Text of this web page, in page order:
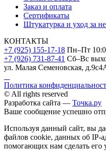
Заказ и оплата
Сертификаты
Штукатурка и уход за
КОНТАКТЫ
+7 (925) 155-17-18 Пн–Пт
+7 (926) 731-87-41 Сб–Вс
ул. Малая Семеновская,
Политика
© All rights reserved
Разработка сайта — Точка.ру
Ваше сообщение успешно
Используя данный сайт, вы
файлов cookie, данных об IP-
помогающих нам сделать его